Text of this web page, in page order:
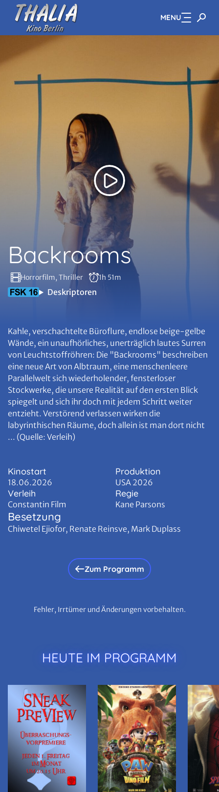
Zum Hauptinhalt springen MENU
Backrooms
Horrorfilm, Thriller 1h 51m
Deskriptoren
Kahle, verschachtelte Büroflure, endlose beige-gelbe
Wände, ein unaufhörliches, unerträglich lautes Surren
von Leuchtstoffröhren: Die "Backrooms" beschreiben
eine neue Art von Albtraum, eine menschenleere
Parallelwelt sich wiederholender, fensterloser
Stockwerke, die unsere Realität auf den ersten Blick
spiegelt und sich ihr doch mit jedem Schritt weiter
entzieht. Verstörend verlassen wirken die
labyrinthischen Räume, doch allein ist man dort nicht
... (Quelle: Verleih)
Kinostart
18.06.2026
Produktion
USA 2026
Verleih
Constantin Film
Regie
Kane Parsons
Besetzung
Chiwetel Ejiofor, Renate Reinsve, Mark Duplass
Zum Programm
Fehler, Irrtümer und Änderungen vorbehalten.
HEUTE IM PROGRAMM